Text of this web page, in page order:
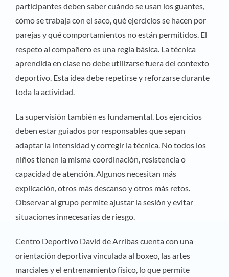
participantes deben saber cuándo se usan los guantes,
cómo se trabaja con el saco, qué ejercicios se hacen por
parejas y qué comportamientos no están permitidos. El
respeto al compañero es una regla básica. La técnica
aprendida en clase no debe utilizarse fuera del contexto
deportivo. Esta idea debe repetirse y reforzarse durante
toda la actividad.
La supervisión también es fundamental. Los ejercicios
deben estar guiados por responsables que sepan
adaptar la intensidad y corregir la técnica. No todos los
niños tienen la misma coordinación, resistencia o
capacidad de atención. Algunos necesitan más
explicación, otros más descanso y otros más retos.
Observar al grupo permite ajustar la sesión y evitar
situaciones innecesarias de riesgo.
Centro Deportivo David de Arribas cuenta con una
orientación deportiva vinculada al boxeo, las artes
marciales y el entrenamiento físico, lo que permite